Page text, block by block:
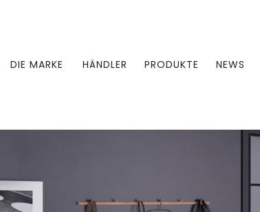
DIE MARKE HÄNDLER PRODUKTE NEWS